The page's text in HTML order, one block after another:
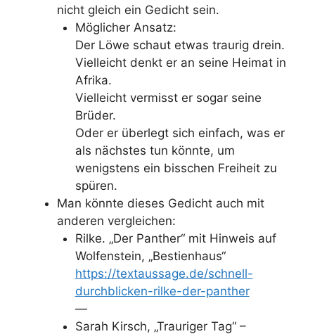
nicht gleich ein Gedicht sein.
Möglicher Ansatz:
Der Löwe schaut etwas traurig drein.
Vielleicht denkt er an seine Heimat in
Afrika.
Vielleicht vermisst er sogar seine
Brüder.
Oder er überlegt sich einfach, was er
als nächstes tun könnte, um
wenigstens ein bisschen Freiheit zu
spüren.
Man könnte dieses Gedicht auch mit
anderen vergleichen:
Rilke. „Der Panther“ mit Hinweis auf
Wolfenstein, „Bestienhaus“
https://textaussage.de/schnell-
durchblicken-rilke-der-panther
—
Sarah Kirsch, „Trauriger Tag“ –